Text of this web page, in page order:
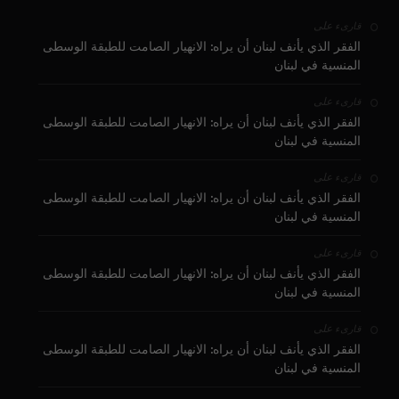
قارىء على
الفقر الذي يأنف لبنان أن يراه: الانهيار الصامت للطبقة الوسطى
المنسية في لبنان
قارىء على
الفقر الذي يأنف لبنان أن يراه: الانهيار الصامت للطبقة الوسطى
المنسية في لبنان
قارىء على
الفقر الذي يأنف لبنان أن يراه: الانهيار الصامت للطبقة الوسطى
المنسية في لبنان
قارىء على
الفقر الذي يأنف لبنان أن يراه: الانهيار الصامت للطبقة الوسطى
المنسية في لبنان
قارىء على
الفقر الذي يأنف لبنان أن يراه: الانهيار الصامت للطبقة الوسطى
المنسية في لبنان